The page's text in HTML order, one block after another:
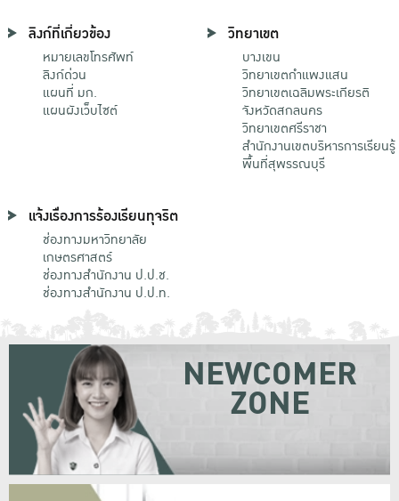
ลิงก์ที่เกี่ยวข้อง
หมายเลขโทรศัพท์
ลิงก์ด่วน
แผนที่ มก.
แผนผังเว็บไซต์
วิทยาเขต
บางเขน
วิทยาเขตกําแพงแสน
วิทยาเขตเฉลิมพระเกียรติ
จังหวัดสกลนคร
วิทยาเขตศรีราชา
สำนักงานเขตบริหารการเรียนรู้
พื้นที่สุพรรณบุรี
แจ้งเรื่องการร้องเรียนทุจริต
ช่องทางมหาวิทยาลัย
เกษตรศาสตร์
ช่องทางสำนักงาน ป.ป.ช.
ช่องทางสำนักงาน ป.ป.ท.
NEWCOMER
ZONE